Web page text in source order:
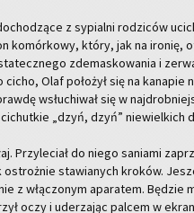
z sy­pial­ni ro­dzi­ców
ko­mór­ko­wy, który, jak na iro­nię,
zde­ma­sko­wa­nia i
cicho, Olaf po­ło­żył się na
wsłu­chi­wał się w
ci­chut­kie „dzyń, dzyń”
Przy­le­ciał do niego sa­nia­mi
sta­wia­nych kro­ków.
z włą­czo­nym apa­ra­tem. Bę­dzie
oczy i ude­rza­jąc pal­cem w